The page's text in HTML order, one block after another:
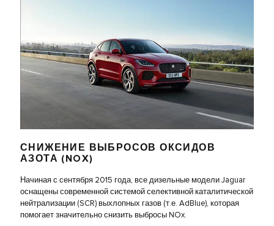
СНИЖЕНИЕ ВЫБРОСОВ ОКСИДОВ
АЗОТА (NOX)
Начиная с сентября 2015 года, все дизельные модели Jaguar
оснащены современной системой селективной каталитической
нейтрализации (SCR) выхлопных газов (т.е. AdBlue), которая
помогает значительно снизить выбросы NOx.